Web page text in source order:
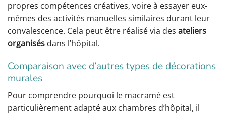
propres compétences créatives, voire à essayer eux-
mêmes des activités manuelles similaires durant leur
convalescence. Cela peut être réalisé via des ateliers
organisés dans l’hôpital.
Comparaison avec d’autres types de décorations
murales
Pour comprendre pourquoi le macramé est
particulièrement adapté aux chambres d’hôpital, il